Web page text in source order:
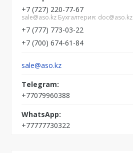
+7 (727) 220-77-67
sale@aso.kz Бухгалтерия: doc@aso.kz
+7 (777) 773-03-22
+7 (700) 674-61-84
sale@aso.kz
+77079960388
+77777730322